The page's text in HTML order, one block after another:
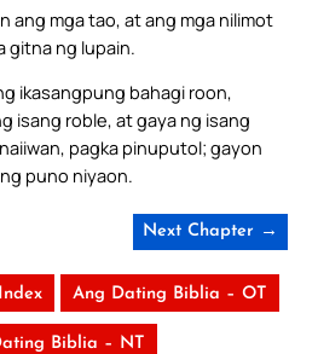
ang mga tao, at ang mga nilimot
gitna ng lupain.
ikasangpung bahagi roon,
isang roble, at gaya ng isang
pagka pinuputol; gayon
puno niyaon.
Next Chapter →
Ang Dating Biblia – OT
Biblia – NT